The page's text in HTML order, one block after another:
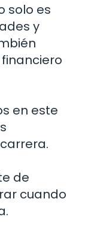
solo es
y
en este
de
cuando